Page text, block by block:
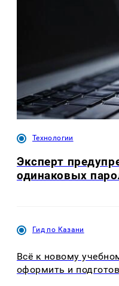
Технологии
Эксперт
одинаковых
Гид по Казани
Всё к новому
оформить и